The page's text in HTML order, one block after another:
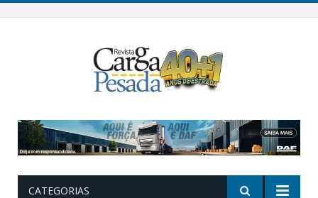
CATEGORIAS